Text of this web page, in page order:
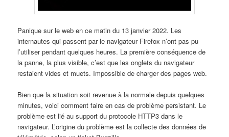
Panique sur le web en ce matin du 13 janvier 2022. Les
internautes qui passent par le navigateur Firefox n’ont pas pu
l’utiliser pendant quelques heures. La première conséquence de
la panne, la plus visible, c’est que les onglets du navigateur
restaient vides et muets. Impossible de charger des pages web.
Bien que la situation soit revenue à la normale depuis quelques
minutes, voici comment faire en cas de problème persistant. Le
problème est lié au support du protocole HTTP3 dans le
navigateur. L’origine du problème est la collecte des données de